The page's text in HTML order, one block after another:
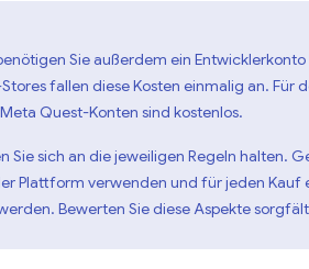
Sie außerdem ein
fallen diese Kosten einmalig an. Für
Quest-Konten sind kostenlos.
Sie sich an die jeweiligen Regeln halten.
Plattform verwenden und für jeden Kauf
Bewerten Sie diese Aspekte